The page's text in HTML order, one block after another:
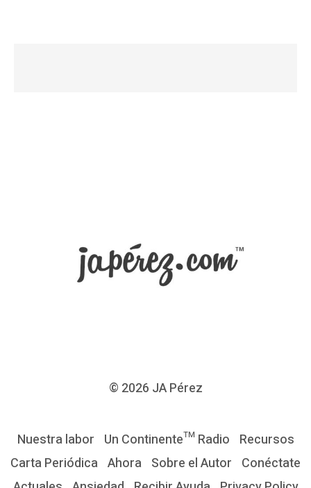
© 2026 JA Pérez
Nuestra labor Un Continente™ Radio Recursos
Carta Periódica Ahora Sobre el Autor Conéctate